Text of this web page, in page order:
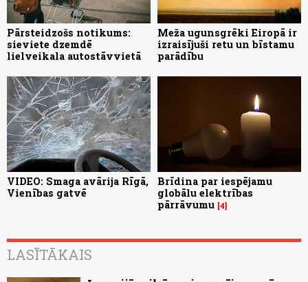
Pārsteidzošs notikums:
sieviete dzemdē
lielveikala autostāvvietā
Meža ugunsgrēki Eiropā ir
izraisījuši retu un bīstamu
parādību
VIDEO: Smaga avārija Rīgā,
Vienības gatvē
Brīdina par iespējamu
globālu elektrības
pārrāvumu 4
LASĪTĀKAIS